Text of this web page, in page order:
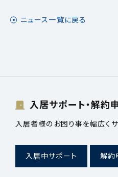
ニュース一覧に戻る
入居サポート・解約
入居者様のお困り事を幅広くサ
入居中サポート 解約